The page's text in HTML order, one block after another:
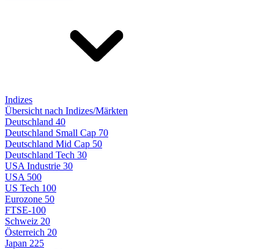
Indizes
Übersicht nach Indizes/Märkten
Deutschland 40
Deutschland Small Cap 70
Deutschland Mid Cap 50
Deutschland Tech 30
USA Industrie 30
USA 500
US Tech 100
Eurozone 50
FTSE-100
Schweiz 20
Österreich 20
Japan 225